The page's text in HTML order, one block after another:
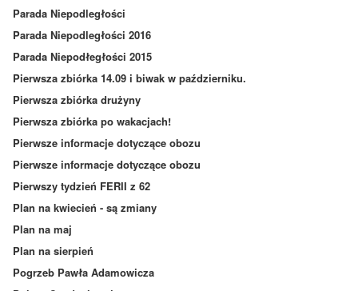
Parada Niepodległości
Parada Niepodległości 2016
Parada Niepodłegłości 2015
Pierwsza zbiórka 14.09 i biwak w październiku.
Pierwsza zbiórka drużyny
Pierwsza zbiórka po wakacjach!
Pierwsze informacje dotyczące obozu
Pierwsze informacje dotyczące obozu
Pierwszy tydzień FERII z 62
Plan na kwiecień - są zmiany
Plan na maj
Plan na sierpień
Pogrzeb Pawła Adamowicza